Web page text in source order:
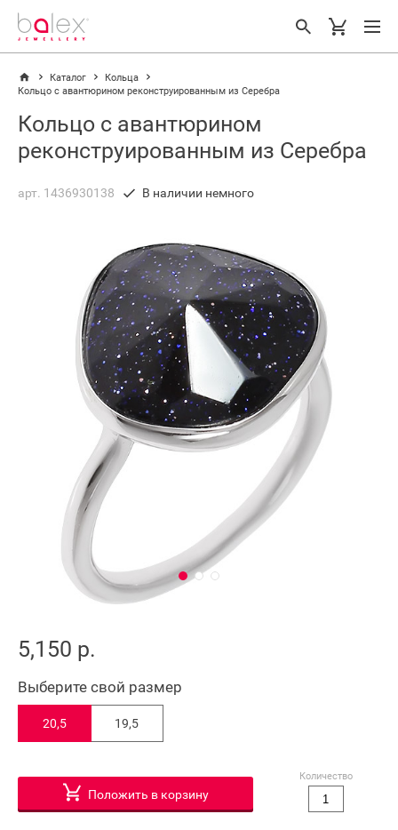
Каталог
Кольца
Кольцо с авантюрином реконструированным из Серебра
Кольцо с авантюрином
реконструированным из Серебра
арт. 1436930138 В наличии немного
5,150 р.
Выберите свой размер
20,5 19,5
Положить в корзину
Количество